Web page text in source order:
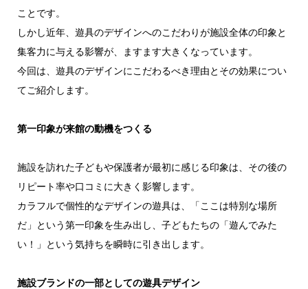
ことです。
しかし近年、遊具のデザインへのこだわりが施設全体の印象と
集客力に与える影響が、ますます大きくなっています。
今回は、遊具のデザインにこだわるべき理由とその効果につい
てご紹介します。
第一印象が来館の動機をつくる
施設を訪れた子どもや保護者が最初に感じる印象は、その後の
リピート率や口コミに大きく影響します。
カラフルで個性的なデザインの遊具は、「ここは特別な場所
だ」という第一印象を生み出し、子どもたちの「遊んでみた
い！」という気持ちを瞬時に引き出します。
施設ブランドの一部としての遊具デザイン